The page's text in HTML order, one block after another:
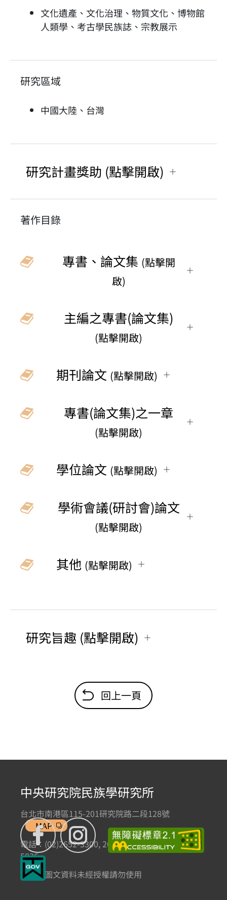
文化遺產、文化治理、物質文化、博物館
人類學、考古學民族誌、宗教展示
研究區域
中國大陸、台灣
研究計畫獎助 (點擊開啟)
著作目錄
專書、論文集 (點擊開
啟)
主編之專書(論文集)
(點擊開啟)
期刊論文 (點擊開啟)
專書(論文集)之一章
(點擊開啟)
學位論文 (點擊開啟)
學術會議(研討會)論文
(點擊開啟)
其他 (點擊開啟)
研究旨趣 (點擊開啟)
回上一頁
中央研究院民族學研究所
台北市南港區115-201研究院路二段128號
MAP
電話：(02)2652-3300, 2652-3301 傳真：(02)2785-
5836
本網站圖文資料未經授權請勿使用